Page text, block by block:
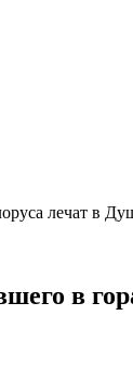
лечат в
в